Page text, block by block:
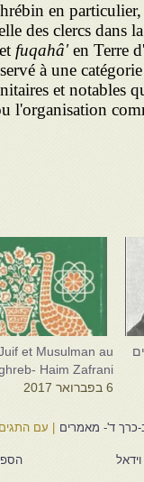
en particulier,
des clercs dans
fuqahâ'en Terre
à une
et notables
l'organisation
et Musulman au
Haim Zafrani
6 בפברואר 2017
כרך ד'- מאמרים עם התגים